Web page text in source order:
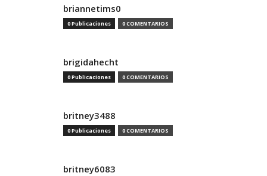
briannetims0
0 Publicaciones 0 COMENTARIOS
brigidahecht
0 Publicaciones 0 COMENTARIOS
britney3488
0 Publicaciones 0 COMENTARIOS
britney6083